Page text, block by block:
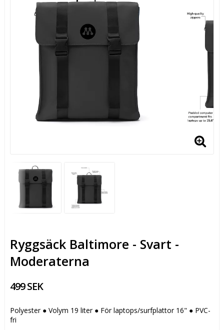
Ryggsäck Baltimore - Svart -
Moderaterna
499 SEK
Polyester ● Volym 19 liter ● För laptops/surfplattor 16" ● PVC-
fri